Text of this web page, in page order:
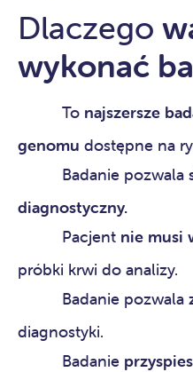
Dlaczego
wykonać
To najszersze
genomu dostępne na
Badanie pozwala
diagnostyczny.
Pacjent nie musi
próbki krwi do analizy.
Badanie pozwala
diagnostyki.
Badanie